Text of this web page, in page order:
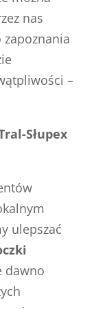
nas
–
Słupex
ulepszać
dawno